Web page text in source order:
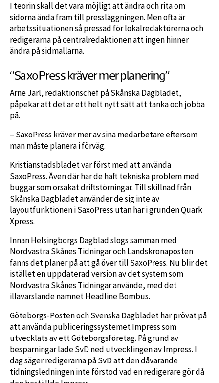
I teorin skall det vara möjligt att ändra och rita om
sidorna ända fram till pressläggningen. Men ofta är
arbetssituationen så pressad för lokalredaktörerna och
redigerarna på centralredaktionen att ingen hinner
ändra på sidmallarna.
“SaxoPress kräver mer planering”
Arne Jarl, redaktionschef på Skånska Dagbladet,
påpekar att det är ett helt nytt sätt att tänka och jobba
på.
– SaxoPress kräver mer av sina medarbetare eftersom
man måste planera i förväg.
Kristianstadsbladet var först med att använda
SaxoPress. Även där har de haft tekniska problem med
buggar som orsakat driftstörningar. Till skillnad från
Skånska Dagbladet använder de sig inte av
layoutfunktionen i SaxoPress utan har i grunden Quark
Xpress.
Innan Helsingborgs Dagblad slogs samman med
Nordvästra Skånes Tidningar och Landskronaposten
fanns det planer på att gå över till SaxoPress. Nu blir det
istället en uppdaterad version av det system som
Nordvästra Skånes Tidningar använde, med det
illavarslande namnet Headline Bombus.
Göteborgs-Posten och Svenska Dagbladet har prövat på
att använda publiceringssystemet Impress som
utvecklats av ett Göteborgsföretag. På grund av
besparningar lade SvD ned utvecklingen av Impress. I
dag säger redigerarna på SvD att den dåvarande
tidningsledningen inte förstod vad en redigerare gör då